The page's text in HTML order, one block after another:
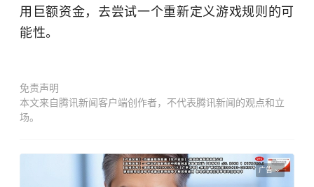
用巨额资金，去尝试一个重新定义游戏规则的可
能性。
免责声明
本文来自腾讯新闻客户端创作者，不代表腾讯新闻的观点和立
场。
广告